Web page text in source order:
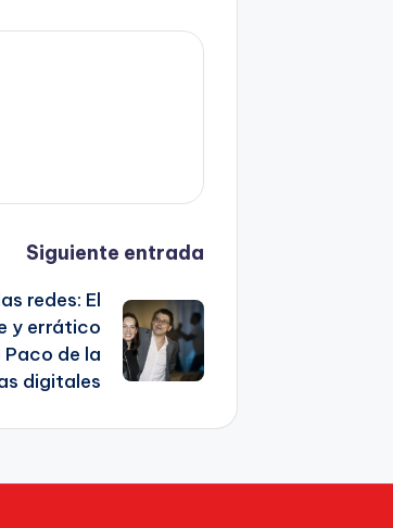
Siguiente entrada
redes: El
y errático
de la
digitales